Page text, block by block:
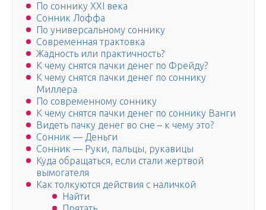
По соннику XXI века
Сонник Лоффа
По универсальному соннику
Современная трактовка
Жадность или практичность?
К чему снятся пачки денег по Фрейду?
К чему снятся пачки денег по соннику
Миллера
По современному соннику
К чему снятся пачки денег по соннику Ванги
Видеть пачку денег во сне – к чему это?
Сонник — Деньги
Сонник — Руки, пальцы, рукавицы
Куда обращаться, если стали жертвой
вымогателя
Как толкуются действия с наличкой
Найти